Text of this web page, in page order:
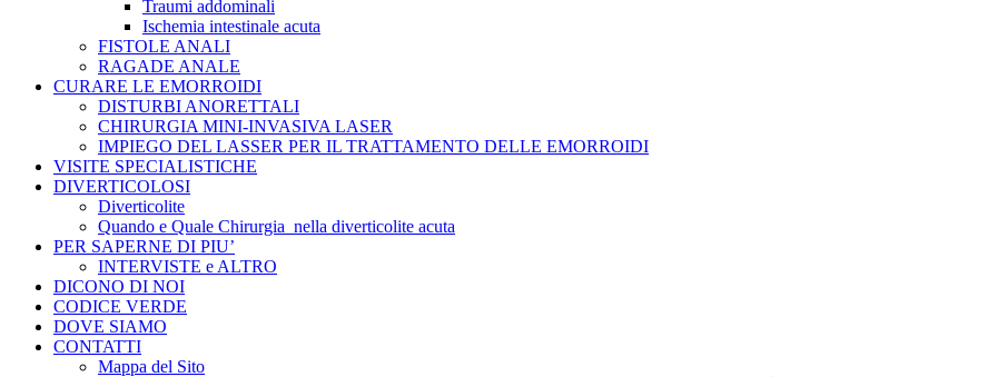
Traumi addominali
Ischemia intestinale acuta
FISTOLE ANALI
RAGADE ANALE
CURARE LE EMORROIDI
DISTURBI ANORETTALI
CHIRURGIA MINI-INVASIVA LASER
IMPIEGO DEL LASSER PER IL TRATTAMENTO DELLE EMORROIDI
VISITE SPECIALISTICHE
DIVERTICOLOSI
Diverticolite
Quando e Quale Chirurgia nella diverticolite acuta
PER SAPERNE DI PIU’
INTERVISTE e ALTRO
DICONO DI NOI
CODICE VERDE
DOVE SIAMO
CONTATTI
Mappa del Sito